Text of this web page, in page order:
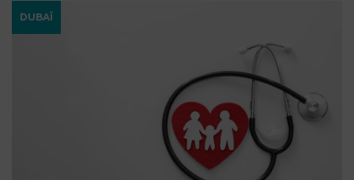
DUBAÏ